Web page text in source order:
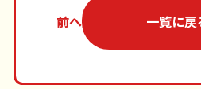
前へ 一覧に戻